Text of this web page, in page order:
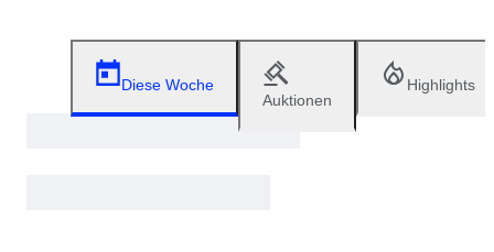
Diese Woche
Auktionen
Highlights